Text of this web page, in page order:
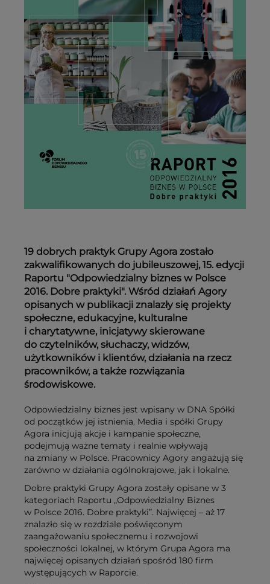
19 dobrych praktyk Grupy Agora zostało
zakwalifikowanych do jubileuszowej, 15. edycji
Raportu "Odpowiedzialny biznes w Polsce
2016. Dobre praktyki". Wśród działań Agory
opisanych w publikacji znalazły się projekty
społeczne, edukacyjne, kulturalne
i charytatywne, inicjatywy skierowane
do czytelników, słuchaczy, widzów,
użytkowników i klientów, działania na rzecz
pracowników, a także rozwiązania
środowiskowe.
Odpowiedzialny biznes jest wpisany w DNA Spółki
od początków jej istnienia. Media i spółki Grupy
Agora inicjują akcje i kampanie społeczne,
podejmują ważne tematy i realnie wpływają
na zmiany w Polsce. Pracownicy Agory angażują się
zarówno w działania ogólnokrajowe, jak i lokalne.
Dobre praktyki Grupy Agora zostały opisane w 3
kategoriach Raportu „Odpowiedzialny Biznes
w Polsce 2016. Dobre praktyki”. Najwięcej – aż 17
znalazło się w rozdziale poświęconym
zaangażowaniu społecznemu i rozwojowi
społeczności lokalnej, w którym Grupa Agora ma
najwięcej opisanych działań spośród 180 firm
występujących w Raporcie.